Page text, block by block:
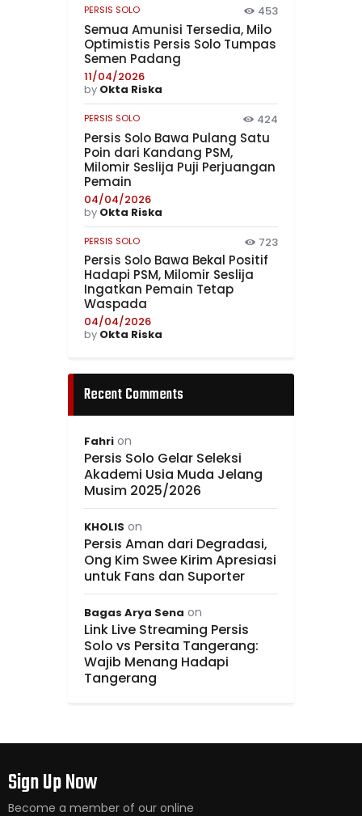
PERSIS SOLO 453
Semua Amunisi Tersedia, Milo
Optimistis Persis Solo Tumpas
Semen Padang
11/04/2026
by Okta Riska
PERSIS SOLO 424
Persis Solo Bawa Pulang Satu
Poin dari Kandang PSM,
Milomir Seslija Puji Perjuangan
Pemain
04/04/2026
by Okta Riska
PERSIS SOLO 723
Persis Solo Bawa Bekal Positif
Hadapi PSM, Milomir Seslija
Ingatkan Pemain Tetap
Waspada
04/04/2026
by Okta Riska
Recent Comments
Fahri on
Persis Solo Gelar Seleksi
Akademi Usia Muda Jelang
Musim 2025/2026
KHOLIS on
Persis Aman dari Degradasi,
Ong Kim Swee Kirim Apresiasi
untuk Fans dan Suporter
Bagas Arya Sena on
Link Live Streaming Persis
Solo vs Persita Tangerang:
Wajib Menang Hadapi
Tangerang
Sign Up Now
Become a member of our online